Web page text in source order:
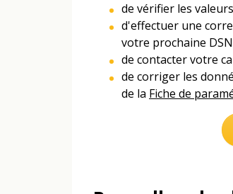
de vérifier les
d'effectuer une
votre prochaine
de contacter votre
de corriger les
de la Fiche de